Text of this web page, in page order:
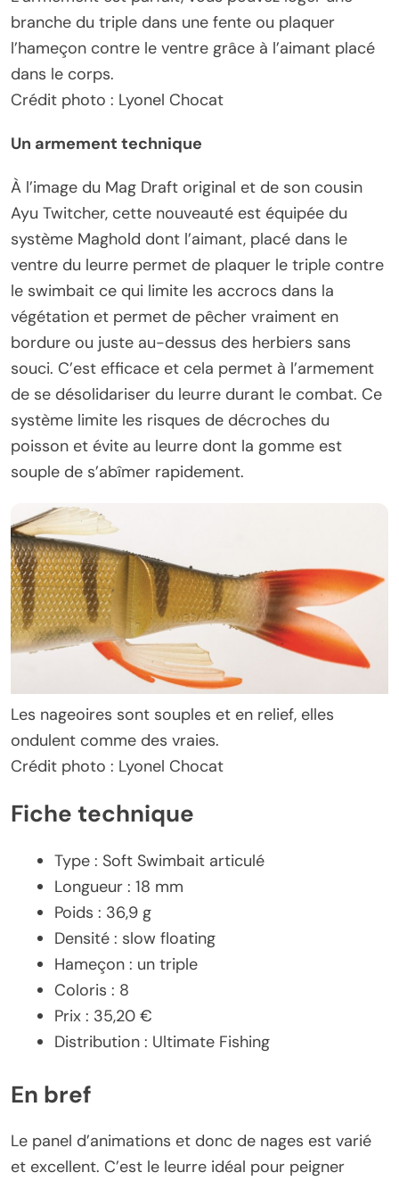
branche du triple dans une fente ou plaquer
l’hameçon contre le ventre grâce à l’aimant placé
dans le corps.
Crédit photo : Lyonel Chocat
Un armement technique
À l’image du Mag Draft original et de son cousin
Ayu Twitcher, cette nouveauté est équipée du
système Maghold dont l’aimant, placé dans le
ventre du leurre permet de plaquer le triple contre
le swimbait ce qui limite les accrocs dans la
végétation et permet de pêcher vraiment en
bordure ou juste au-dessus des herbiers sans
souci. C’est efficace et cela permet à l’armement
de se désolidariser du leurre durant le combat. Ce
système limite les risques de décroches du
poisson et évite au leurre dont la gomme est
souple de s’abîmer rapidement.
Les nageoires sont souples et en relief, elles
ondulent comme des vraies.
Crédit photo : Lyonel Chocat
Fiche technique
Type : Soft Swimbait articulé
Longueur : 18 mm
Poids : 36,9 g
Densité : slow floating
Hameçon : un triple
Coloris : 8
Prix : 35,20 €
Distribution : Ultimate Fishing
En bref
Le panel d’animations et donc de nages est varié
et excellent. C’est le leurre idéal pour peigner